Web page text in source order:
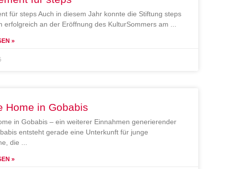
für steps Auch in diesem Jahr konnte die Stiftung steps
erfolgreich an der Eröffnung des KulturSommers am
»
Home in Gobabis
in Gobabis – ein weiterer Einnahmen generierender
entsteht gerade eine Unterkunft für junge
die
»